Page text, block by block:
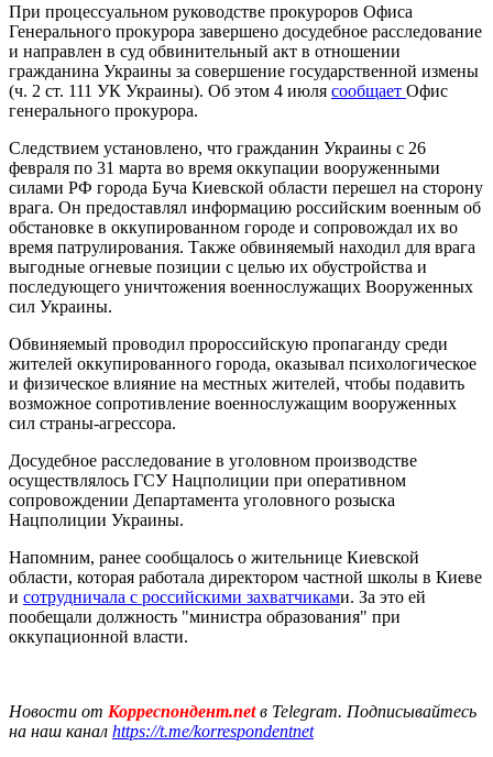
При процессуальном руководстве прокуроров Офиса
Генерального прокурора завершено досудебное расследование
и направлен в суд обвинительный акт в отношении
гражданина Украины за совершение государственной измены
(ч. 2 ст. 111 УК Украины). Об этом 4 июля сообщает Офис
генерального прокурора.
Следствием установлено, что гражданин Украины с 26
февраля по 31 марта во время оккупации вооруженными
силами РФ города Буча Киевской области перешел на сторону
врага. Он предоставлял информацию российским военным об
обстановке в оккупированном городе и сопровождал их во
время патрулирования. Также обвиняемый находил для врага
выгодные огневые позиции с целью их обустройства и
последующего уничтожения военнослужащих Вооруженных
сил Украины.
Обвиняемый проводил пророссийскую пропаганду среди
жителей оккупированного города, оказывал психологическое
и физическое влияние на местных жителей, чтобы подавить
возможное сопротивление военнослужащим вооруженных
сил страны-агрессора.
Досудебное расследование в уголовном производстве
осуществлялось ГСУ Нацполиции при оперативном
сопровождении Департамента уголовного розыска
Нацполиции Украины.
Напомним, ранее сообщалось о жительнице Киевской
области, которая работала директором частной школы в Киеве
и сотрудничала с российскими захватчиками. За это ей
пообещали должность "министра образования" при
оккупационной власти.
Новости от Корреспондент.netв Telegram. Подписывайтесь
на наш канал https://t.me/korrespondentnet